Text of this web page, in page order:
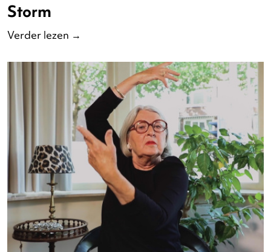
Storm
Verder lezen→